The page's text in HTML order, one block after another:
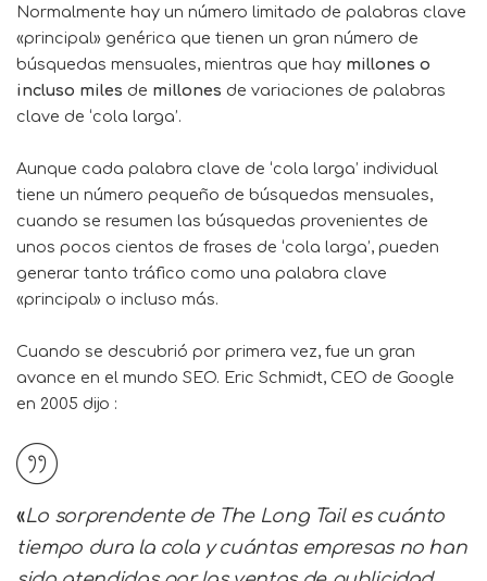
Normalmente hay un número limitado de palabras clave
«principal» genérica que tienen un gran número de
búsquedas mensuales, mientras que hay millones o
incluso miles de millones de variaciones de palabras
clave de ‘cola larga’.
Aunque cada palabra clave de ‘cola larga’ individual
tiene un número pequeño de búsquedas mensuales,
cuando se resumen las búsquedas provenientes de
unos pocos cientos de frases de ‘cola larga’, pueden
generar tanto tráfico como una palabra clave
«principal» o incluso más.
Cuando se descubrió por primera vez, fue un gran
avance en el mundo SEO. Eric Schmidt, CEO de Google
en 2005 dijo :
«Lo sorprendente de The Long Tail es cuánto
tiempo dura la cola y cuántas empresas no han